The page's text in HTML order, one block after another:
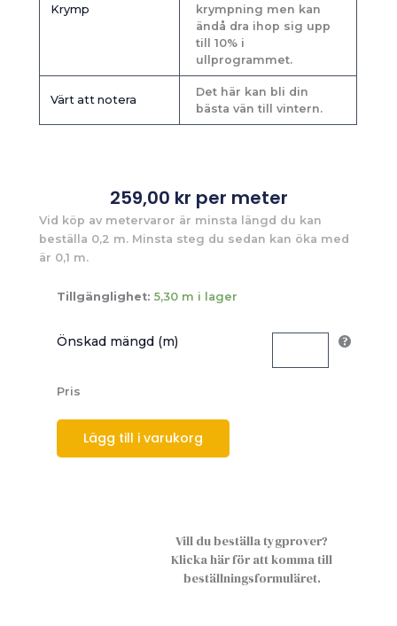
Krymp
krympning men kan
ändå dra ihop sig upp
till 10% i
ullprogrammet.
Värt att notera
Det här kan bli din
bästa vän till vintern.
259,00 kr per meter
Vid köp av metervaror är minsta längd du kan
beställa 0,2 m. Minsta steg du sedan kan öka med
är 0,1 m.
Tillgänglighet: 5,30 m i lager
Önskad mängd (m)
Pris
Lägg till i varukorg
Vill du beställa tygprover?
Klicka här för att komma till
beställningsformuläret.